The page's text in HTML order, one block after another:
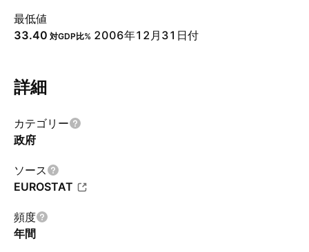
最低値
33.40 対GDP比% 2006年12月31日付
詳細
カテゴリー
政府
ソース
EUROSTAT
頻度
年間